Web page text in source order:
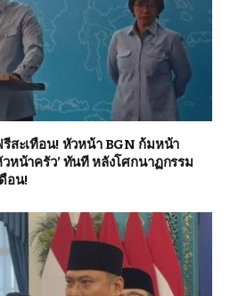
สะเทือน! หัวหน้า BGN ก้มหน้า
หน้าครัว’ ทันที หลังโศกนาฏกรรม
อน!